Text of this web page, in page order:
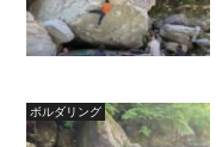
ボルダリング